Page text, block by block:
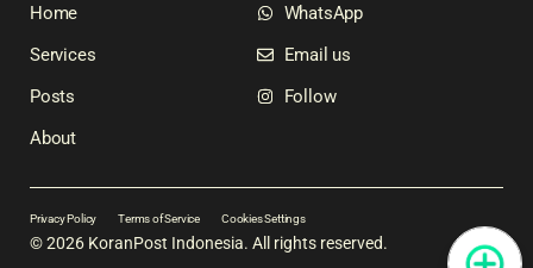
Home
Services
Posts
About
WhatsApp
Email us
Follow
© 2026 KoranPost Indonesia. All rights reserved.
Privacy Policy Terms of Service Cookies Settings